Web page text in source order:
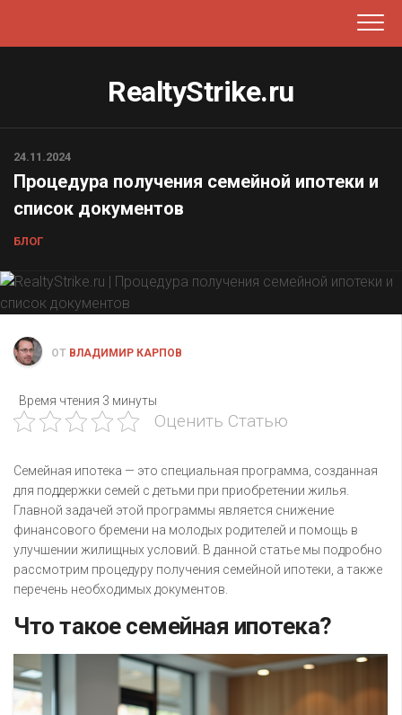
содержанию
RealtyStrike.ru
24.11.2024
Процедура получения семейной ипотеки и
список документов
БЛОГ
ОТ ВЛАДИМИР КАРПОВ
Время чтения 3 минуты
Оценить Статью
Семейная ипотека — это специальная программа, созданная
для поддержки семей с детьми при приобретении жилья.
Главной задачей этой программы является снижение
финансового бремени на молодых родителей и помощь в
улучшении жилищных условий. В данной статье мы подробно
рассмотрим процедуру получения семейной ипотеки, а также
перечень необходимых документов.
Что такое семейная ипотека?